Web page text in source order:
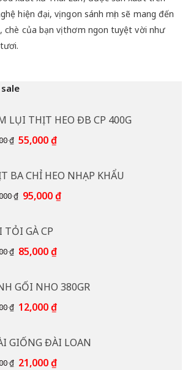
hiện đại, vị ngon sánh mịn sẽ mang đến
chè của bạn vị thơm ngon tuyệt vời như
LỤI THỊT HEO ĐB CP 400G
₫ Giá
60,000 ₫.
55,000₫Giá
là:
55,000 ₫.
BA CHỈ HEO NHẠP KHẨU
₫ Giá
110,000 ₫.
95,000₫Giá
GÀ CP
₫ Giá
92,000 ₫.
85,000₫Giá
là:
85,000 ₫.
GỐI NHO 380GR
₫ Giá
15,000 ₫.
12,000₫Giá
là:
12,000 ₫.
GIỐNG ĐÀI LOAN
₫ Giá
21,000₫Giá